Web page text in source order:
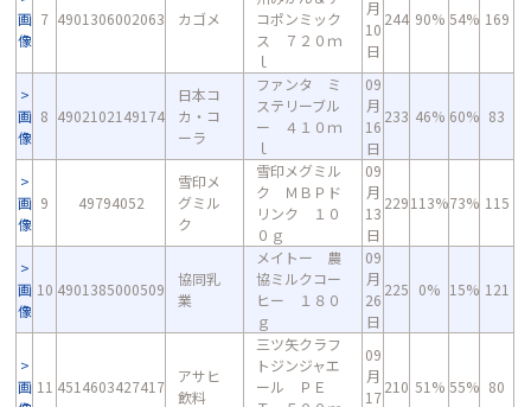
画
像
7 4901306002063 カゴメ
コポンミック
ス ７２０ｍ
ｌ
月
10
日
244 90% 54% 169
画
像
8 4902102149174
日本コ
カ・コ
ーラ
ファンタ ミ
ステリーブル
ー ４１０ｍ
ｌ
09
月
16
日
233 46% 60% 83
画
像
9 49794052
雪印メ
グミル
ク
雪印メグミル
ク ＭＢＰド
リンク １０
０ｇ
09
月
13
日
229113%73% 115
画
像
10 4901385000509
協同乳
業
メイトー 農
協ミルクコー
ヒー １８０
ｇ
09
月
26
日
225 0% 15% 121
画 11 4514603427417
アサヒ
飲料
三ツ矢クラフ
トジンジャエ
ール ＰＥ
09
月
17
210 51% 55% 80